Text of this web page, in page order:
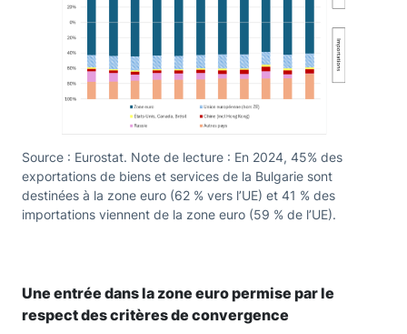
Source : Eurostat. Note de lecture : En 2024, 45% des
exportations de biens et services de la Bulgarie sont
destinées à la zone euro (62 % vers l’UE) et 41 % des
importations viennent de la zone euro (59 % de l’UE).
Une entrée dans la zone euro permise par le
respect des critères de convergence